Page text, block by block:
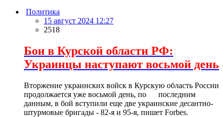
Политика
15 август 2024 12:27
2518
Бои в Курской области РФ:
Украинцы наступают восьмой день
Вторжение украинских войск в Курскую область России
продолжается уже восьмой день, по последним
данным, в бой вступили еще две украинские десантно-
штурмовые бригады - 82-я и 95-я, пишет Forbes.